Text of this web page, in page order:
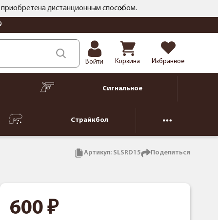
дистанционным способом.
Войти Корзина Избранное
Сигнальное
Страйкбол
Артикул: SLSRD15 Поделиться
600